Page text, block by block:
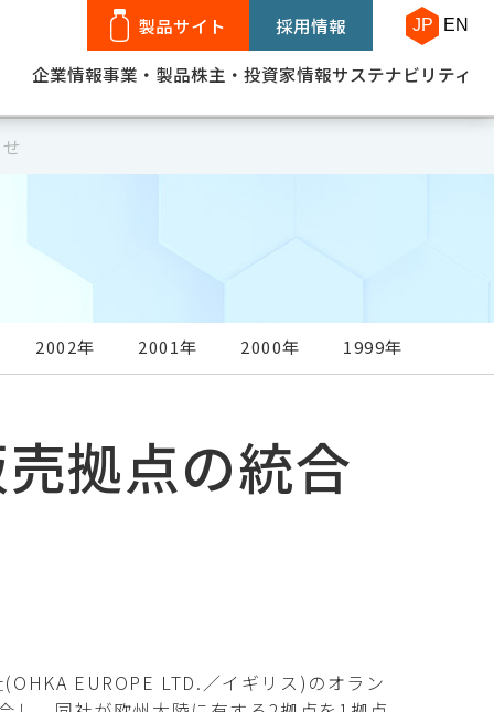
企業情報事業・製品株主・投資家情報サステナビリティ
製品サイト 採用情報 JP EN
2002年 2001年 2000年 1999年
拠点の統合
EUROPE LTD.／イギリス)のオラン